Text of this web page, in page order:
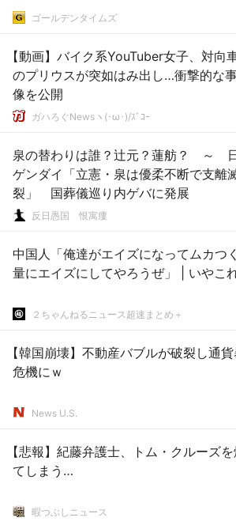
ゴールデンタイムズ
【動画】バイク系YouTuber女子、対向
のプリウスが突如はみ出し…衝撃的な
像を公開
ガハろぐNewsヽ(･ω･)/ｽﾞｺｰ
泉の替わりは誰？辻元？蓮舫？ ～
ゲンダイ「立憲・泉は優柔不断で支離
裂」 国葬儀巡り内ゲバに発展
反日愚国 恨寓瘻
中国人「俺達がエイズになってムカつ
量にエイズにして
２ちゃんねるニュース超速まとめ＋
【韓国崩壊】不動産バブルが破裂し通
危機にｗ
News U.S.
【悲報】紀藤弁護士、トム・クルーズを
てしまう…
暇つぶしニュース